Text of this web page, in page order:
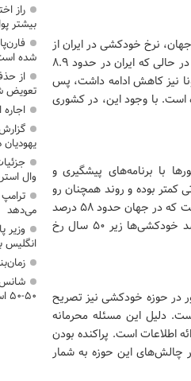
نرخ خودکشی در ایران از
میانگین جهانی پایین‌تر است. میانگین جهانی حدود ۹.۵ در هر ۱۰۰ هزار نفر است، در حالی که ایران در حدود ۸.۹
و تا قبل از کرونا نیز کاهش ادامه داشت، پس
و از ۹.۲ به ۹.۵ در هر ۱۰۰ هزار نفر رسیده است. با وجود این، در کشوری
با برنامه‌های پیشگیری و
کمتر بوده و روند همچنان رو
به رشد است، گفت: یکی دیگر از تفاوت‌های الگوی خودکشی در ایران و جهان این است که در جهان حدود ۵۸ درصد
افرادی که اقدام به خودکشی‌ می‌کنند زیر ۵۰ سال هستند اما در کشور ما ۸۲ درصد خودکشی‌ها زیر ۵۰ سال رخ
در حوزه خودکشی نیز تصریح
دلیل این مسئله محرمانه
اطلاعات است. پراکنده بودن
چالش‌های این حوزه به شمار
راز
بیشتر
شده
از
تعویض
اجاره
یهودیان
وال
می‌دهد
وزیر
انگلیس
شانس
۵۰-۵۰ است